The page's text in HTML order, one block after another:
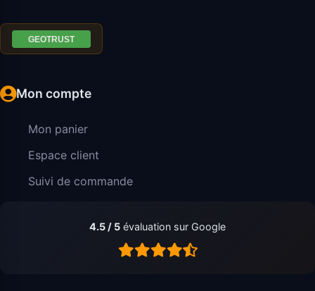
Mon compte
Mon panier
Espace client
Suivi de commande
4.5 / 5 évaluation sur Google